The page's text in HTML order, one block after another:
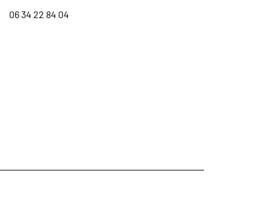
06 34 22 84 04